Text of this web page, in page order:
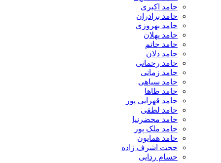
حامد اکبری
حامد برادران
حامد بهروزی
حامد پهلان
حامد حاتم
حامد دلان
حامد رحمانی
حامد زمانی
حامد سیاهی
حامد طاها
حامد قهرایی پور
حامد لطفی
حامد محضرنیا
حامد ملک پور
حامد همایون
حجت اشرف زاده
حسام ردایی